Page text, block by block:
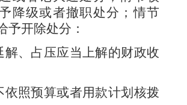
降级或者撤职处分；情节
予开除处分：
解、占压应当上解的财政收
依照预算或者用款计划核拨